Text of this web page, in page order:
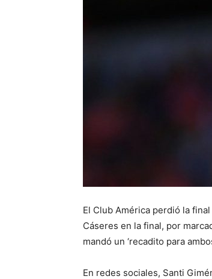
El Club América perdió la
Cáseres en la final, por
mandó un ‘recadito para
En redes sociales, Santi